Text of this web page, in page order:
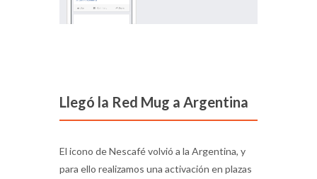
Llegó la Red Mug a Argentina
El icono de Nescafé volvió a la Argentina, y
para ello realizamos una activación en plazas